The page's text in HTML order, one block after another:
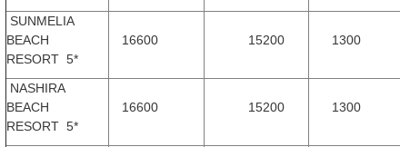
SUNMELIA
BEACH
RESORT 5*
16600 15200 1300
NASHIRA
BEACH
RESORT 5*
16600 15200 1300